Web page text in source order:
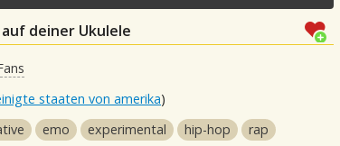
deiner Ukulele
staaten von amerika)
emo experimental hip-hop
rap